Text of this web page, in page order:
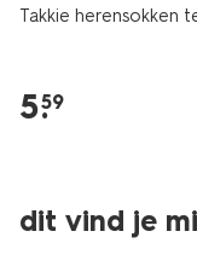
Takkie herensokken
5.
59
dit vind je
2+1 gratis